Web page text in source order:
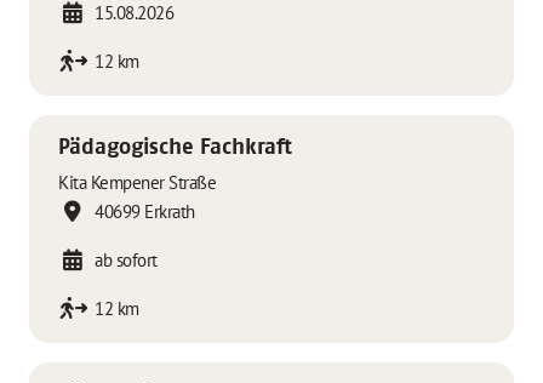
15.08.2026
12 km
Pädagogische Fachkraft
Kita Kempener Straße
40699 Erkrath
ab sofort
12 km